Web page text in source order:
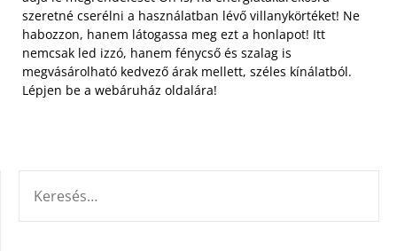
szeretné cserélni a használatban lévő villanykörtéket! Ne
habozzon, hanem látogassa meg ezt a honlapot! Itt
nemcsak led izzó, hanem fénycső és szalag is
megvásárolható kedvező árak mellett, széles kínálatból.
Lépjen be a webáruház oldalára!